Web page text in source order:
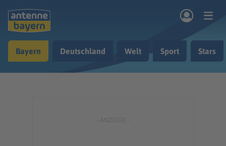
Musik & Radio
Bayern Deutschland Welt Sport Stars